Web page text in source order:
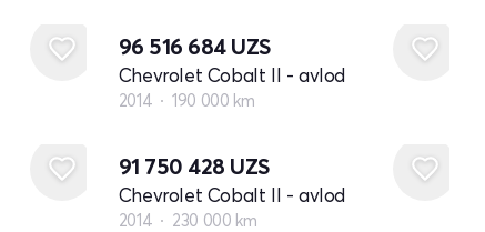
96 516 684 UZS
Chevrolet Cobalt II - avlod
2014 190 000 km
91 750 428 UZS
Chevrolet Cobalt II - avlod
2014 230 000 km